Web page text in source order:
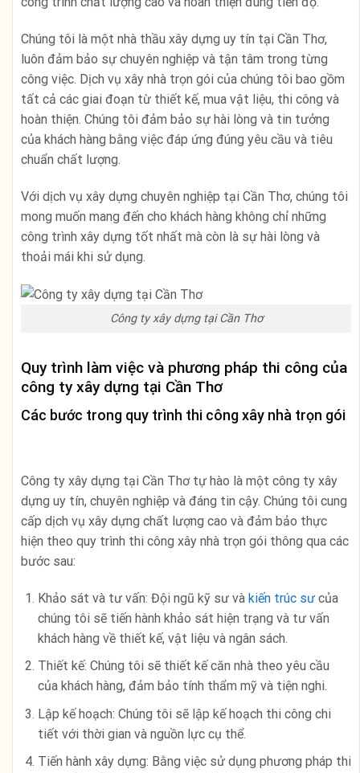
Chúng tôi là một nhà thầu xây dựng uy tín tại Cần Thơ,
luôn đảm bảo sự chuyên nghiệp và tận tâm trong từng
công việc. Dịch vụ xây nhà trọn gói của chúng tôi bao gồm
tất cả các giai đoạn từ thiết kế, mua vật liệu, thi công và
hoàn thiện. Chúng tôi đảm bảo sự hài lòng và tin tưởng
của khách hàng bằng việc đáp ứng đúng yêu cầu và tiêu
chuẩn chất lượng.
Với dịch vụ xây dựng chuyên nghiệp tại Cần Thơ, chúng tôi
mong muốn mang đến cho khách hàng không chỉ những
công trình xây dựng tốt nhất mà còn là sự hài lòng và
thoải mái khi sử dụng.
Công ty xây dựng tại Cần Thơ
Quy trình làm việc và phương pháp thi công của
công ty xây dựng tại Cần Thơ
Các bước trong quy trình thi công xây nhà trọn gói
Công ty xây dựng tại Cần Thơ tự hào là một công ty xây
dựng uy tín, chuyên nghiệp và đáng tin cậy. Chúng tôi cung
cấp dịch vụ xây dựng chất lượng cao và đảm bảo thực
hiện theo quy trình thi công xây nhà trọn gói thông qua các
bước sau:
Khảo sát và tư vấn: Đội ngũ kỹ sư và kiến trúc sưcủa
chúng tôi sẽ tiến hành khảo sát hiện trạng và tư vấn
khách hàng về thiết kế, vật liệu và ngân sách.
Thiết kế: Chúng tôi sẽ thiết kế căn nhà theo yêu cầu
của khách hàng, đảm bảo tính thẩm mỹ và tiện nghi.
Lập kế hoạch: Chúng tôi sẽ lập kế hoạch thi công chi
tiết với thời gian và nguồn lực cụ thể.
Tiến hành xây dựng: Bằng việc sử dụng phương pháp thi